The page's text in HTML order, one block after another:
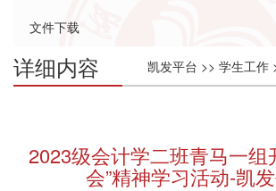
文件下载
凯发平台 >> 学生工作
详细内容
2023级会计学二班青马一组
会”精神学习活动-凯